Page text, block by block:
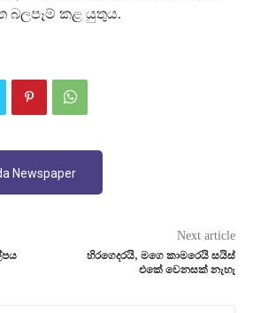
බලපෑම් කළ යුතුය.
Newspaper
Next article
හිරගෙදරයි, මගෙ කාමරෙයි සයිස්
එකේ වෙනසක් නැහැ